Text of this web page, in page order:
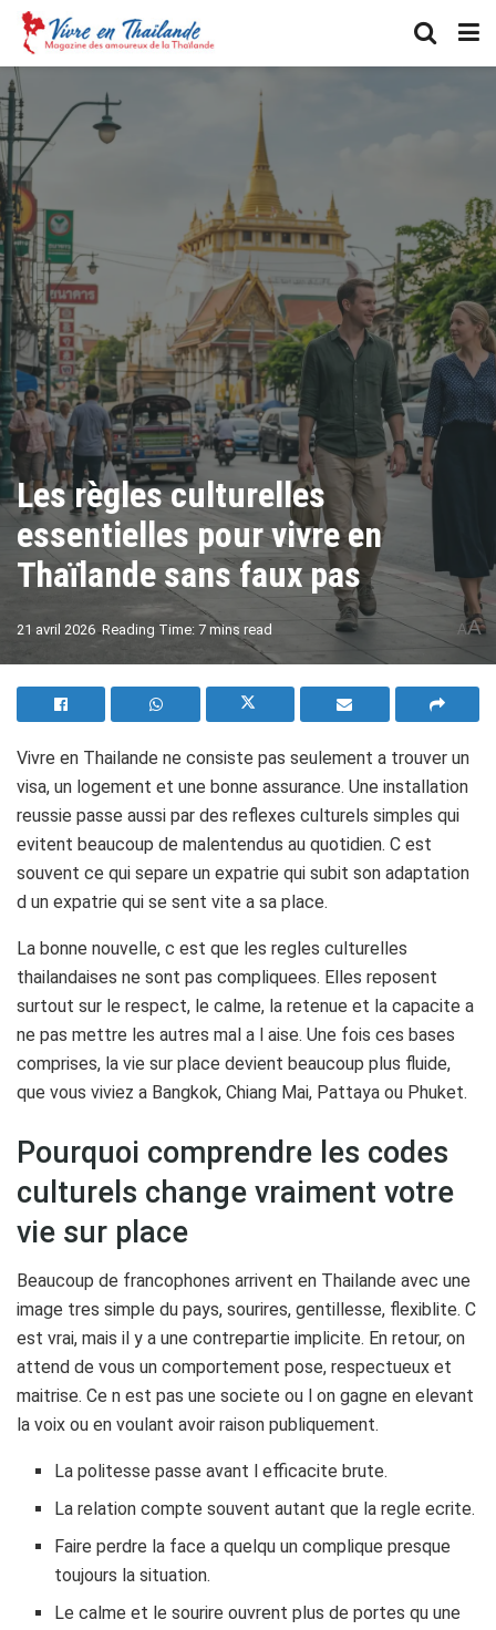
Les règles culturelles
essentielles pour vivre en
Thaïlande sans faux pas
21 avril 2026 Reading Time: 7 mins read AA
Vivre en Thailande ne consiste pas seulement a trouver un
visa, un logement et une bonne assurance. Une installation
reussie passe aussi par des reflexes culturels simples qui
evitent beaucoup de malentendus au quotidien. C est
souvent ce qui separe un expatrie qui subit son adaptation
d un expatrie qui se sent vite a sa place.
La bonne nouvelle, c est que les regles culturelles
thailandaises ne sont pas compliquees. Elles reposent
surtout sur le respect, le calme, la retenue et la capacite a
ne pas mettre les autres mal a l aise. Une fois ces bases
comprises, la vie sur place devient beaucoup plus fluide,
que vous viviez a Bangkok, Chiang Mai, Pattaya ou Phuket.
Pourquoi comprendre les codes
culturels change vraiment votre
vie sur place
Beaucoup de francophones arrivent en Thailande avec une
image tres simple du pays, sourires, gentillesse, flexiblite. C
est vrai, mais il y a une contrepartie implicite. En retour, on
attend de vous un comportement pose, respectueux et
maitrise. Ce n est pas une societe ou l on gagne en elevant
la voix ou en voulant avoir raison publiquement.
La politesse passe avant l efficacite brute.
La relation compte souvent autant que la regle ecrite.
Faire perdre la face a quelqu un complique presque
toujours la situation.
Le calme et le sourire ouvrent plus de portes qu une